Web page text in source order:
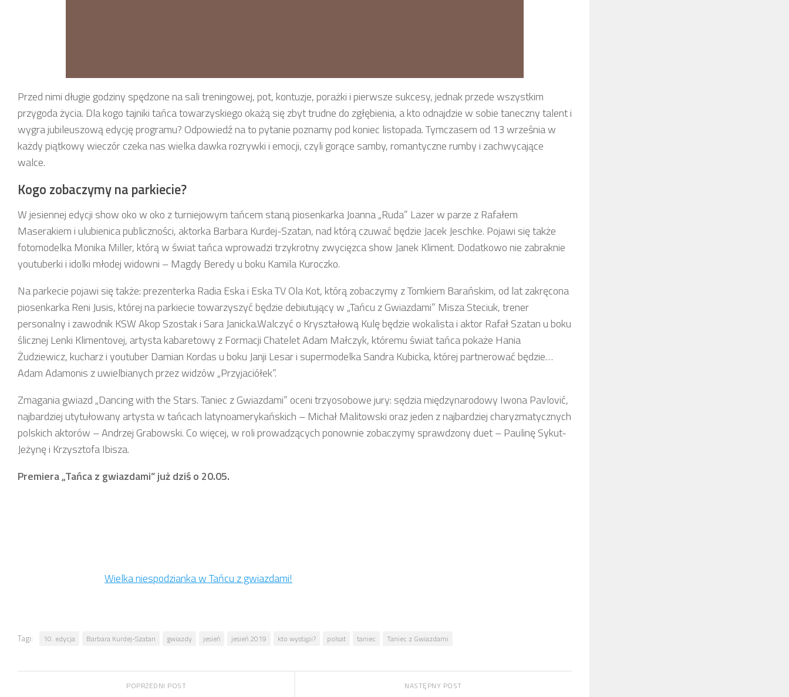
Przed nimi długie godziny spędzone na sali treningowej, pot, kontuzje, porażki i pierwsze sukcesy, jednak przede wszystkim
przygoda życia. Dla kogo tajniki tańca towarzyskiego okażą się zbyt trudne do zgłębienia, a kto odnajdzie w sobie taneczny talent i
wygra jubileuszową edycję programu? Odpowiedź na to pytanie poznamy pod koniec listopada. Tymczasem od 13 września w
każdy piątkowy wieczór czeka nas wielka dawka rozrywki i emocji, czyli gorące samby, romantyczne rumby i zachwycające
walce.
Kogo zobaczymy na parkiecie?
W jesiennej edycji show oko w oko z turniejowym tańcem staną piosenkarka Joanna „Ruda” Lazer w parze z Rafałem
Maserakiem i ulubienica publiczności, aktorka Barbara Kurdej-Szatan, nad którą czuwać będzie Jacek Jeschke. Pojawi się także
fotomodelka Monika Miller, którą w świat tańca wprowadzi trzykrotny zwycięzca show Janek Kliment. Dodatkowo nie zabraknie
youtuberki i idolki młodej widowni – Magdy Beredy u boku Kamila Kuroczko.
Na parkecie pojawi się także: prezenterka Radia Eska i Eska TV Ola Kot, którą zobaczymy z Tomkiem Barańskim, od lat zakręcona
piosenkarka Reni Jusis, której na parkiecie towarzyszyć będzie debiutujący w „Tańcu z Gwiazdami” Misza Steciuk, trener
personalny i zawodnik KSW Akop Szostak i Sara Janicka.Walczyć o Kryształową Kulę będzie wokalista i aktor Rafał Szatan u boku
ślicznej Lenki Klimentovej, artysta kabaretowy z Formacji Chatelet Adam Małczyk, któremu świat tańca pokaże Hania
Żudziewicz, kucharz i youtuber Damian Kordas u boku Janji Lesar i supermodelka Sandra Kubicka, której partnerować będzie…
Adam Adamonis z uwielbianych przez widzów „Przyjaciółek”.
Zmagania gwiazd „Dancing with the Stars. Taniec z Gwiazdami” oceni trzyosobowe jury: sędzia międzynarodowy Iwona Pavlović,
najbardziej utytułowany artysta w tańcach latynoamerykańskich – Michał Malitowski oraz jeden z najbardziej charyzmatycznych
polskich aktorów – Andrzej Grabowski. Co więcej, w roli prowadzących ponownie zobaczymy sprawdzony duet – Paulinę Sykut-
Jeżynę i Krzysztofa Ibisza.
Premiera „Tańca z gwiazdami” już dziś o 20.05.
Wielka niespodzianka w Tańcu z gwiazdami!
Tagi: 10. edycja Barbara Kurdej-Szatan gwiazdy jesień jesień 2019 kto wystąpi? polsat taniec Taniec z Gwiazdami
NASTĘPNY POST
POPRZEDNI POST